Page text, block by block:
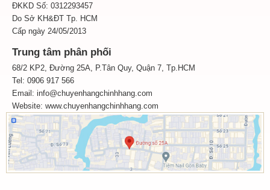
ĐKKD Số: 0312293457
Do Sở KH&ĐT Tp. HCM
Cấp ngày 24/05/2013
Trung tâm phân phối
68/2 KP2, Đường 25A, P.Tân Quy, Quận 7, Tp.HCM
Tel: 0906 917 566
Email: info@chuyenhangchinhhang.com
Website: www.chuyenhangchinhhang.com